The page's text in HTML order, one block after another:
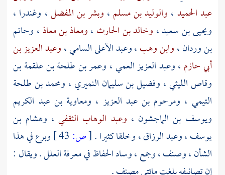
عبد الحميد ، والوليد بن مسلم ، وبشر بن المفضل، وغندرا ،
ويحيى بن سعيد، وخالد بن الحارث ،ومعاذ بن معاذ، وحاتم
بن وردان،وابن وهب،وعبد الأعلى السامي،وعبد العزيز بن
أبي حازم ،وعبد العزيز العمي، وعمر بن طلحة بن علقمة بن
وقاص الليثي، وفضيل بن سليمان النميري ، ومحمد بن طلحة
التيمي ، ومرحوم بن عبد العزيز ، ومعاوية بن عبد الكريم
ويوسف بن الماجشون ، وعبد الوهاب الثقفي ، وهشام بن
يوسف،وعبد الرزاق، وخلقا كثيرا .[ص:
وبرع في هذا
الشأن ، وصنف ، وجمع ، وساد الحفاظ في معرفة العلل . ويقال :